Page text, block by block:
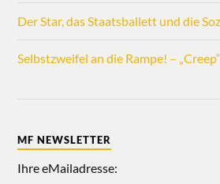
Der Star, das Staatsballett und die
Selbstzweifel an die Rampe! –
MF NEWSLETTER
Ihre eMailadresse: